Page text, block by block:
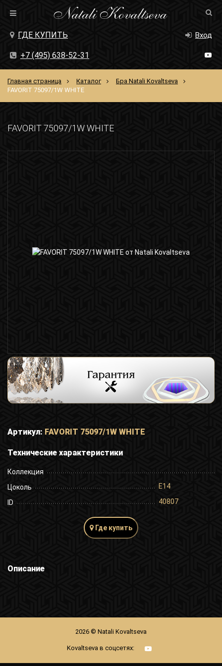
+7 (495) 638-52-31
ГДЕ КУПИТЬ Вход
Главная страница Каталог
Бра Natali Kovaltseva
FAVORIT 75097/1W WHITE
FAVORIT 75097/1W WHITE
Артикул: FAVORIT 75097/1W WHITE
Технические характеристики
Коллекция
Цоколь
E14
ID 40807
Где купить
Описание
2026 © Natali Kovaltseva
Kovaltseva в соцсетях: